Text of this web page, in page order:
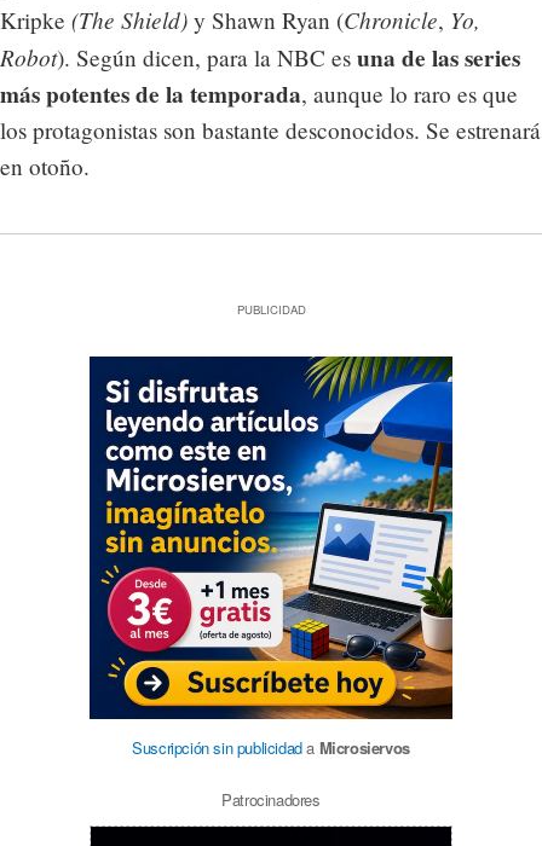
Kripke (The Shield) y Shawn Ryan (Chronicle, Yo,
Robot). Según dicen, para la NBC es una de las series
más potentes de la temporada, aunque lo raro es que
los protagonistas son bastante desconocidos. Se estrenará
en otoño.
PUBLICIDAD
Suscripción sin publicidada Microsiervos
Patrocinadores